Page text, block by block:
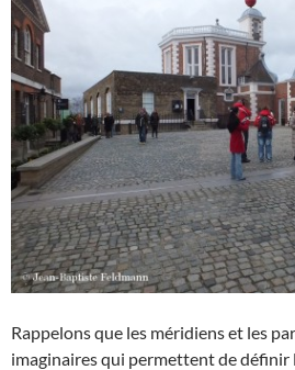
Rappelons que les méridiens et les
imaginaires qui permettent de définir